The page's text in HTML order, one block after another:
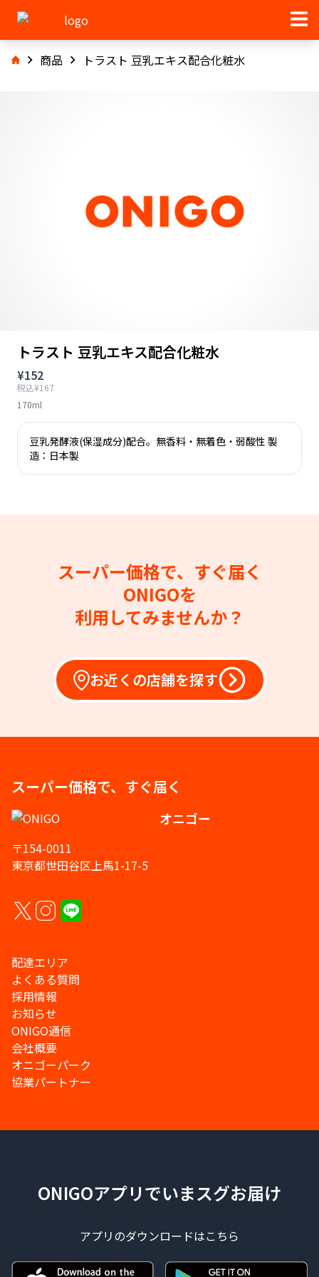
商品 トラスト 豆乳エキス配合化粧水
トラスト 豆乳エキス配合化粧水
¥152
税込¥167
170ml
豆乳発酵液(保湿成分)配合。無香料・無着色・弱酸性 製
造：日本製
スーパー価格で、すぐ届く
ONIGOを
利用してみませんか？
お近くの店舗を探す
スーパー価格で、すぐ届く
オニゴー
〒154-0011
東京都世田谷区上馬1-17-5
配達エリア
よくある質問
採用情報
お知らせ
ONIGO通信
会社概要
オニゴーパーク
協業パートナー
ONIGOアプリでいまスグお届け
アプリのダウンロードはこちら